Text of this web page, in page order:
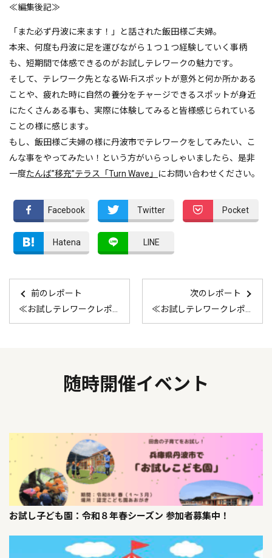
≪編集後記≫
「また必ず丹波に来ます！」と話された飯田様ご夫婦。
本来、何度も丹波に足を運びながら１つ１つ経験していく事柄
も、短期間で体感できるのがお試しテレワークの魅力です。
そして、テレワーク先となるWi-Fiスポットが意外と何か所かある
ことや、疲れた時に自然の養分をチャージできるスポットが身近
にたくさんある事も、実際に体験してみると皆様感じられている
ことの様に感じます。
もし、飯田様ご夫婦の様に丹波市でテレワークをしてみたい、こ
んな事をやってみたい！という方がいらっしゃいましたら、是非
一度たんば”移充”テラス「Turn Wave」 にお問い合わせください。
Facebook Twitter Pocket
Hatena LINE
前のレポート
≪お試しテレワークレポート≫丹波市のお試しテレワーク 内田様 滞在記
次のレポート
≪お試しテレワークレポート≫丹波市のお試しテレワーク 高橋様ご一家 滞在記
随時開催イベント
お試し子ども園：令和８年春シーズン 参加者募集中！